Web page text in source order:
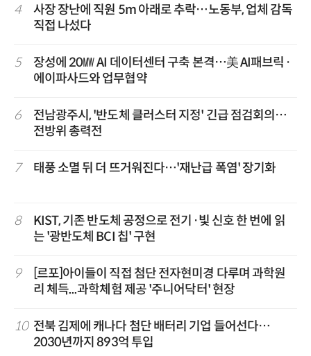
4
사장 장난에 직원 5m 아래로 추락…노동부, 업체 감독
직접 나섰다
5
장성에 20㎿ AI 데이터센터 구축 본격…美 AI패브릭·
에이파사드와 업무협약
6
전남광주시, '반도체 클러스터 지정' 긴급 점검회의…
전방위 총력전
7 태풍 소멸 뒤 더 뜨거워진다…'재난급 폭염' 장기화
8
KIST, 기존 반도체 공정으로 전기·빛 신호 한 번에 읽
는 '광반도체 BCI 칩' 구현
9
[르포]아이들이 직접 첨단 전자현미경 다루며 과학원
리 체득...과학체험 제공 '주니어닥터' 현장
10 전북 김제에 캐나다 첨단 배터리 기업 들어선다…
2030년까지 893억 투입